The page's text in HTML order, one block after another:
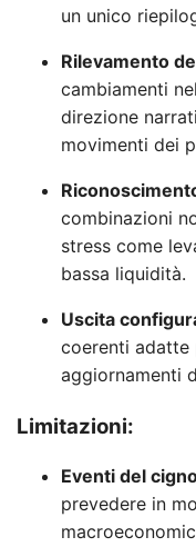
un unico
Rilevamento
cambiamenti
direzione
movimenti dei
combinazioni
stress come
bassa liquidità.
Uscita
coerenti adatte
aggiornamenti
Limitazioni:
Eventi del
prevedere in